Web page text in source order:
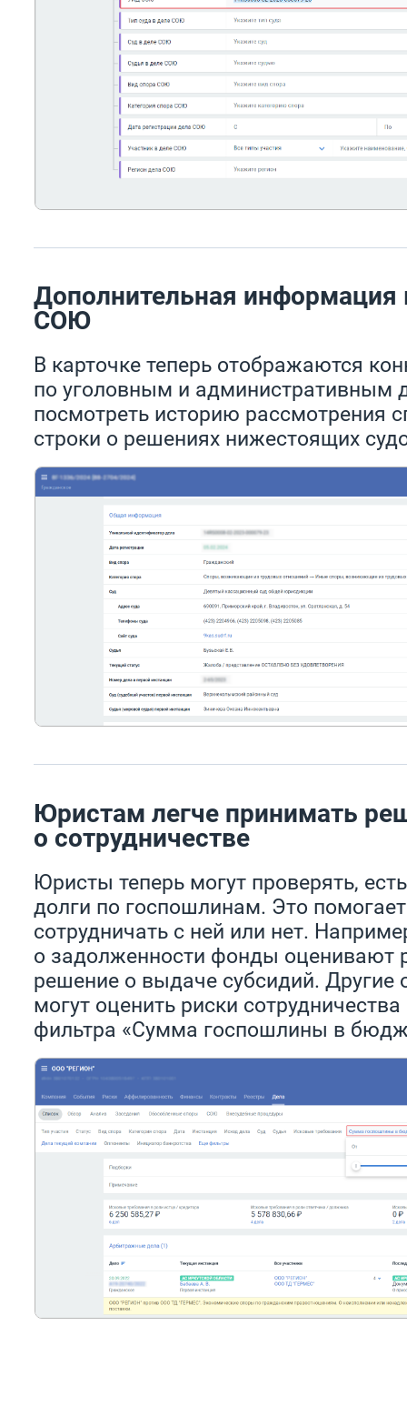
Дополнительная информация
СОЮ
В карточке теперь отображаются
по уголовным и
посмотреть историю рассмотрения
строки о решениях нижестоящих
Юристам легче принимать
о сотрудничестве
Юристы теперь могут проверять,
долги по госпошлинам. Это
сотрудничать с ней или нет.
о задолженности фонды оценивают
решение о выдаче субсидий. Другие
могут оценить риски
фильтра «Сумма госпошлины в